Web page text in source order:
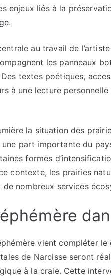
enjeux liés à la
au travail de
les panneaux
textes poétiques,
à une lecture
la situation des
part importante du
formes
contexte, les prairies
nombreux services
vient compléter
de Narcisse seront
à la craie. Cette